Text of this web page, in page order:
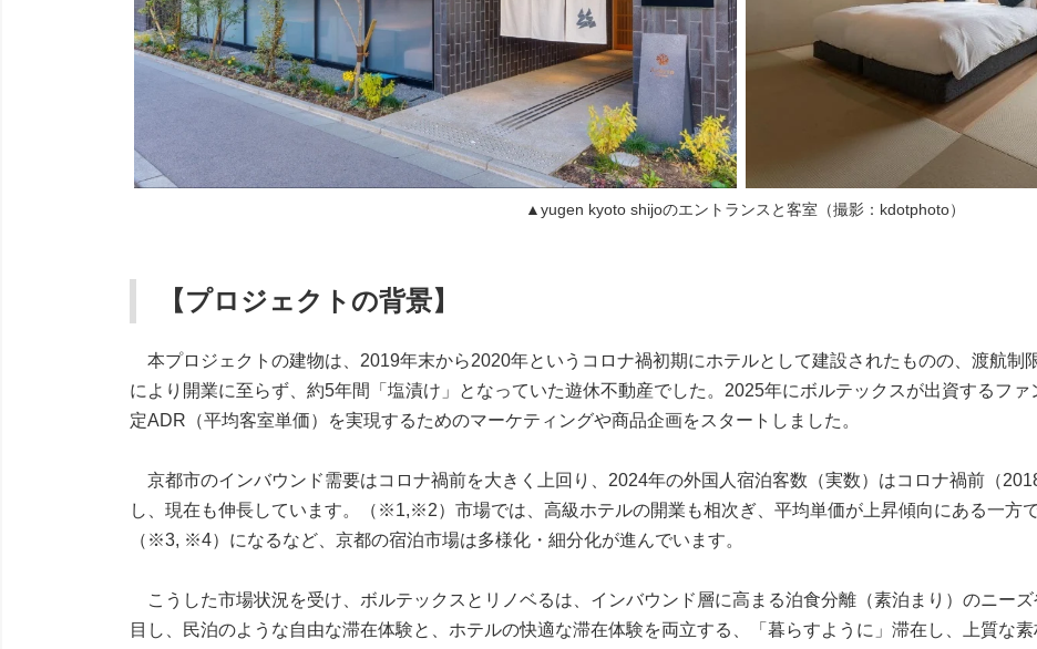
▲yugen kyoto shijoのエントランスと客室（撮影：kdotphoto）
【プロジェクトの背景】
本プロジェクトの建物は、2019年末から2020年というコロナ禍初期にホテルとして建設されたものの、渡航制
により開業に至らず、約5年間「塩漬け」となっていた遊休不動産でした。2025年にボルテックスが出資するフ
定ADR（平均客室単価）を実現するためのマーケティングや商品企画をスタートしました。
京都市のインバウンド需要はコロナ禍前を大きく上回り、2024年の外国人宿泊客数（実数）はコロナ禍前（
し、現在も伸長しています。（※1,※2）市場では、高級ホテルの開業も相次ぎ、平均単価が上昇傾向にある一方
（※3, ※4）になるなど、京都の宿泊市場は多様化・細分化が進んでいます。
こうした市場状況を受け、ボルテックスとリノベるは、インバウンド層に高まる泊食分離（素泊まり）のニー
目し、民泊のような自由な滞在体験と、ホテルの快適な滞在体験を両立する、「暮らすように」滞在し、上質な